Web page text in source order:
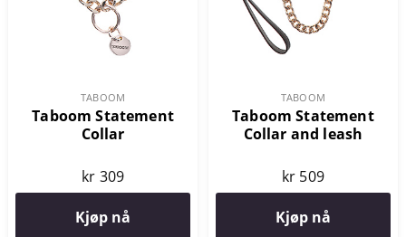
TABOOM
Taboom Statement
Collar
kr 309
Kjøp nå
TABOOM
Taboom Statement
Collar and leash
kr 509
Kjøp nå